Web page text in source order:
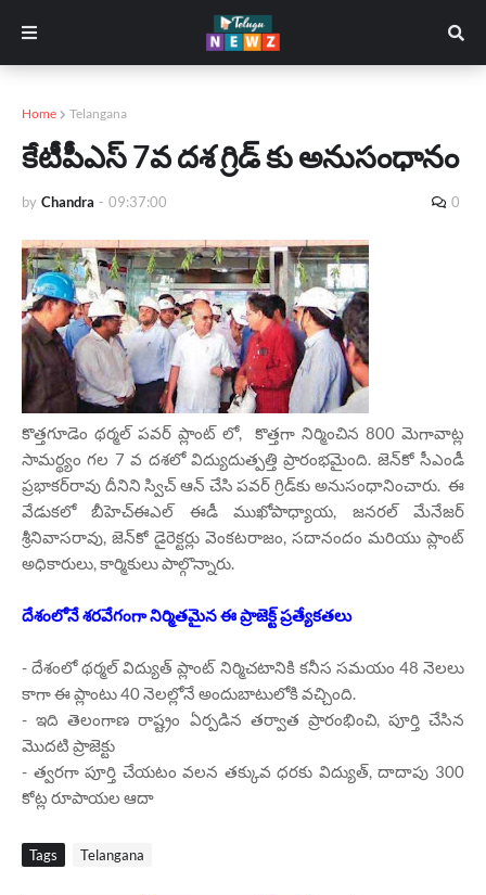
Home Telangana
కేటీపీఎస్‌ 7వ దశ గ్రిడ్ కు అనుసంధానం
by Chandra - 09:37:00 0
కొత్తగూడెం థర్మల్ పవర్ ప్లాంట్ లో, కొత్తగా నిర్మించిన 800 మెగావాట్ల
సామర్థ్యం గల 7 వ దశలో విద్యుదుత్పత్తి ప్రారంభమైంది. జెన్‌కో సీఎండీ
ప్రభాకర్‌రావు దీనిని స్విచ్ ఆన్ చేసి పవర్‌ గ్రిడ్‌కు అనుసంధానించారు. ఈ
వేడుకలో బీహెచ్‌ఈఎల్‌ ఈడీ ముఖోపాధ్యాయ, జనరల్‌ మేనేజర్‌
శ్రీనివాసరావు, జెన్‌కో డైరెక్టర్లు వెంకటరాజం, సదానందం మరియు ప్లాంట్
అధికారులు, కార్మికులు పాల్గొన్నారు.
దేశంలోనే శరవేగంగా నిర్మితమైన ఈ ప్రాజెక్ట్ ప్రత్యేకతలు
- దేశంలో థర్మల్ విద్యుత్ ప్లాంట్ నిర్మిచటానికి కనీస సమయం 48 నెలలు
కాగా ఈ ప్లాంటు 40 నెలల్లోనే అందుబాటులోకి వచ్చింది.
- ఇది తెలంగాణ రాష్ట్రం ఏర్పడిన తర్వాత ప్రారంభించి, పూర్తి చేసిన
మొదటి ప్రాజెక్టు
- త్వరగా పూర్తి చేయటం వలన తక్కువ ధరకు విద్యుత్, దాదాపు 300
కోట్ల రూపాయల ఆదా
Tags Telangana